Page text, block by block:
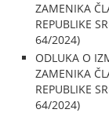
ZAMENIKA
REPUBLIKE
64/2024)
ODLUKA O
ZAMENIKA
REPUBLIKE
64/2024)